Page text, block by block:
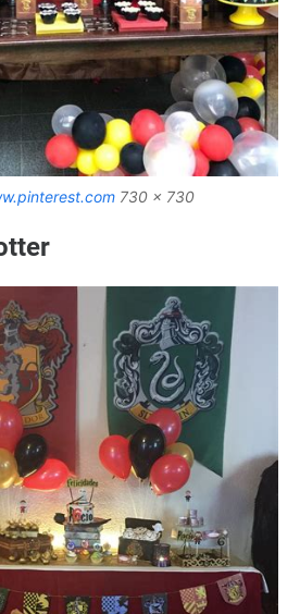
730 x 730